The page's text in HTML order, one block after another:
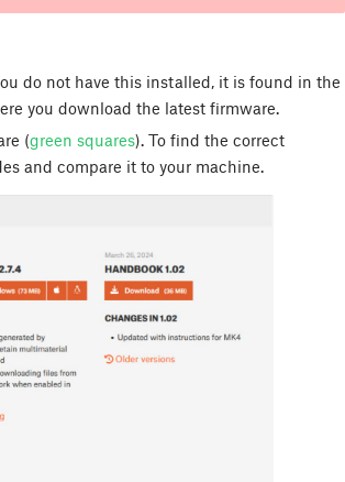
do not have this installed, it is found in the
you download the latest firmware.
(green squares). To find the correct
and compare it to your machine.